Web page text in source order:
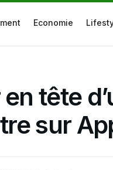
Economie
tête
sur